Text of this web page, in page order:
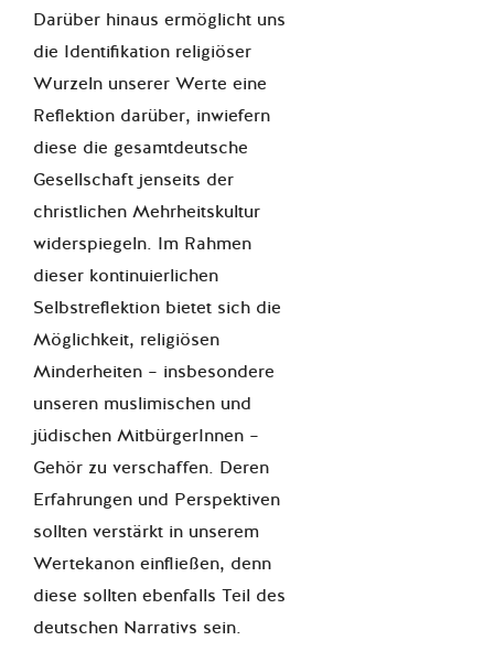
Darüber hinaus ermöglicht uns
die Identifikation religiöser
Wurzeln unserer Werte eine
Reflektion darüber, inwiefern
diese die gesamtdeutsche
Gesellschaft jenseits der
christlichen Mehrheitskultur
widerspiegeln. Im Rahmen
dieser kontinuierlichen
Selbstreflektion bietet sich die
Möglichkeit, religiösen
Minderheiten – insbesondere
unseren muslimischen und
jüdischen MitbürgerInnen –
Gehör zu verschaffen. Deren
Erfahrungen und Perspektiven
sollten verstärkt in unserem
Wertekanon einfließen, denn
diese sollten ebenfalls Teil des
deutschen Narrativs sein.